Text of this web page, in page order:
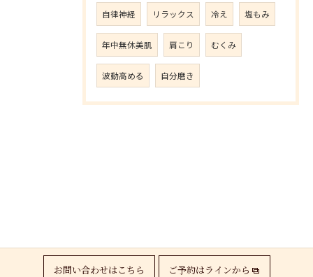
自律神経 リラックス 冷え 塩もみ
年中無休美肌 肩こり むくみ
波動高める 自分磨き
お問い合わせはこちら ご予約はラインから